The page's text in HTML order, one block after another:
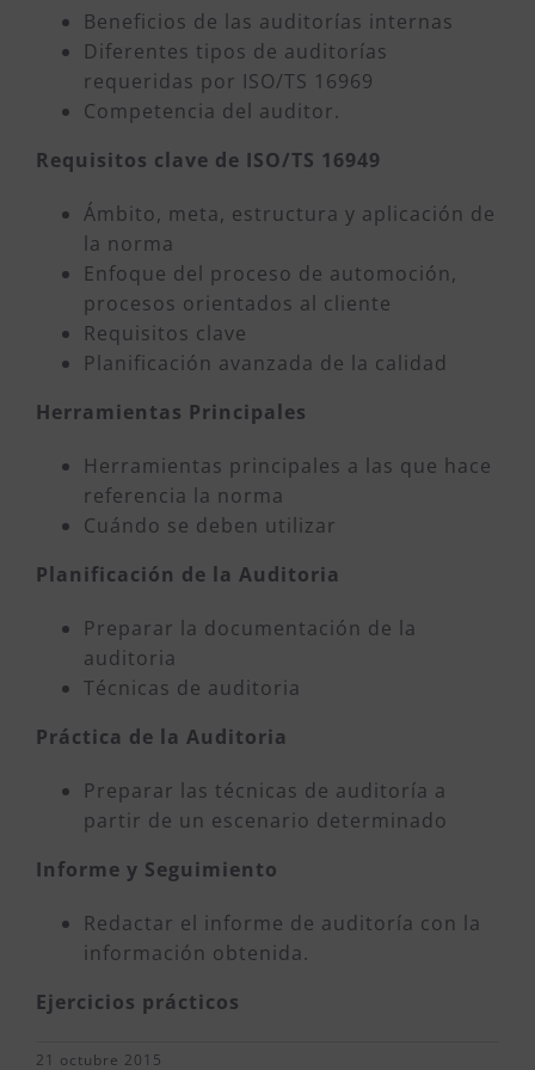
Beneficios de las auditorías internas
Diferentes tipos de auditorías
requeridas por ISO/TS 16969
Competencia del auditor.
Requisitos clave de ISO/TS 16949
Ámbito, meta, estructura y aplicación de
la norma
Enfoque del proceso de automoción,
procesos orientados al cliente
Requisitos clave
Planificación avanzada de la calidad
Herramientas Principales
Herramientas principales a las que hace
referencia la norma
Cuándo se deben utilizar
Planificación de la Auditoria
Preparar la documentación de la
auditoria
Técnicas de auditoria
Práctica de la Auditoria
Preparar las técnicas de auditoría a
partir de un escenario determinado
Informe y Seguimiento
Redactar el informe de auditoría con la
información obtenida.
Ejercicios prácticos
21 octubre 2015